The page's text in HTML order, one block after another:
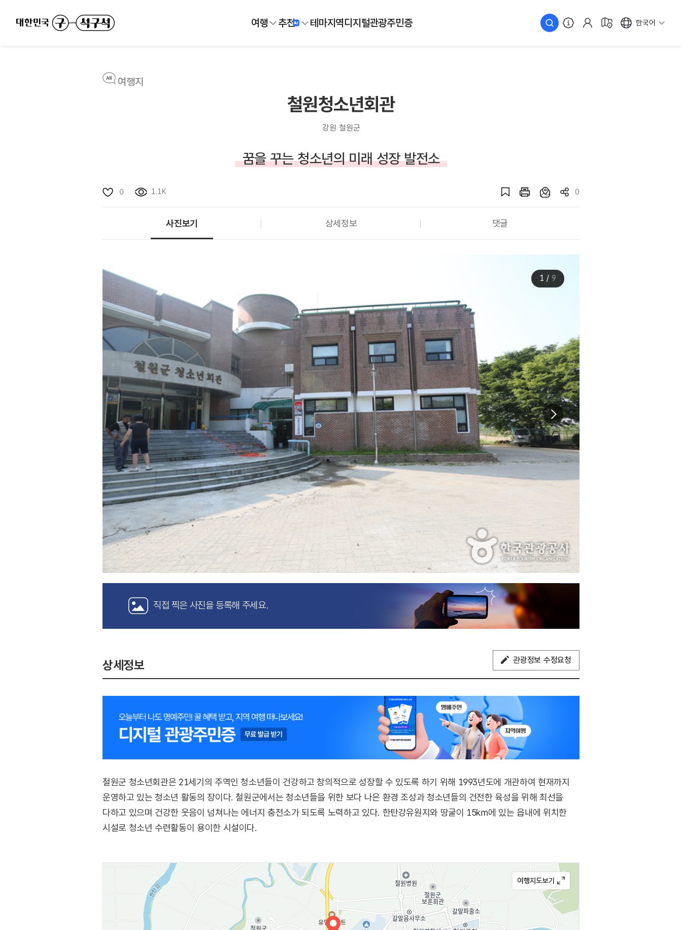
여행 추천 테마지역디지털관광주민증 한국어
여행지
철원청소년회관
강원 철원군
꿈을 꾸는 청소년의 미래 성장 발전소
0 1.1K 0
사진보기 상세정보 댓글
1 / 9
직접 찍은 사진을 등록해 주세요.
상세정보 관광정보 수정요청
철원군 청소년회관은 21세기의 주역인 청소년들이 건강하고 창의적으로 성장할 수 있도록 하기 위해 1993년도에 개관하여 현재까지
운영하고 있는 청소년 활동의 장이다. 철원군에서는 청소년들을 위한 보다 나은 환경 조성과 청소년들의 건전한 육성을 위해 최선을
다하고 있으며 건강한 웃음이 넘쳐나는 에너지 충전소가 되도록 노력하고 있다. 한탄강유원지와 땅굴이 15㎞에 있는 읍내에 위치한
시설로 청소년 수련활동이 용이한 시설이다.